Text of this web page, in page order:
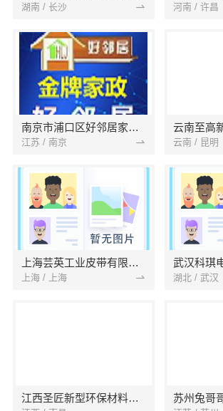
湖南 / 长沙 河南 / 许昌
南京市浦口区好邻居家政服务中心
江苏 / 南京 云南 / 昆明
上海芸英工业皮带有限公司
上海 / 上海
武汉科琪
湖北 / 武汉
江西圣匠新型环保材料有限公司